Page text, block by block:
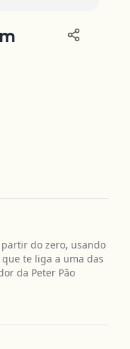
do zero, usando
te liga a uma das
da Peter Pão